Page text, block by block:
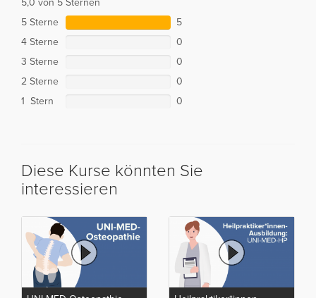
5,0 von 5 Sternen
5 Sterne
5
4 Sterne
0
3 Sterne
0
2 Sterne
0
1 Stern
0
Diese Kurse könnten Sie
interessieren